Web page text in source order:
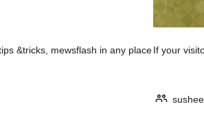
&tricks, mewsflash in any placeIf your